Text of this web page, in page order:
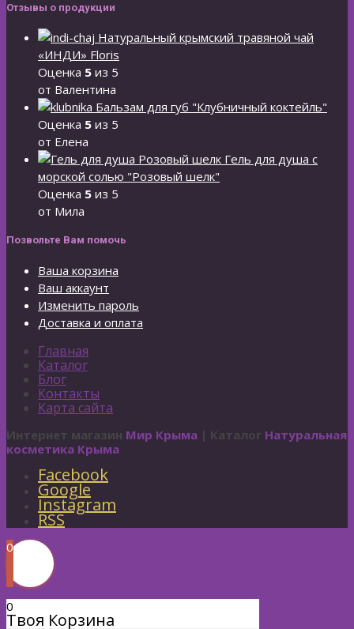
Отзывы о продукции
Натуральный крымский травяной чай
«ИНДИ» Floris
Оценка 5 из 5
от Валентина
Бальзам для губ "Клубничный коктейль"
Оценка 5 из 5
от Елена
Гель для душа с
морской солью "Розовый шелк"
Оценка 5 из 5
от Мила
Позвольте Вам помочь
Ваша корзина
Ваш аккаунт
Изменить пароль
Доставка и оплата
Главная
Каталог
Блог
Контакты
Карта сайта
Интернет магазин Мир Крыма | Каталог Натуральная
косметика Крыма
Facebook
Google
Instagram
RSS
0
0
Твоя Корзина